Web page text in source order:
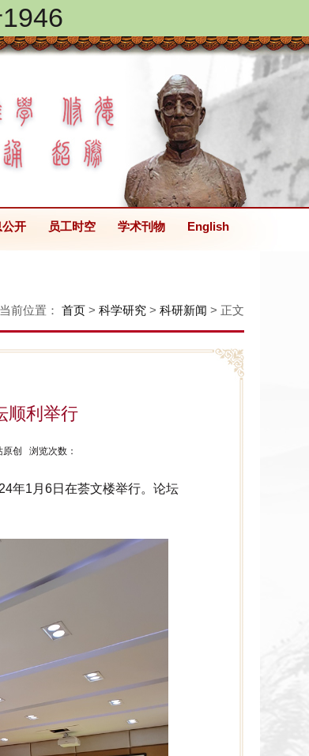
开 员工时空 学术刊物 English
当前位置： 首页 > 科学研究 > 科研新闻 > 正文
顺利举行
创 浏览次数：
年1月6日在荟文楼举行。论坛